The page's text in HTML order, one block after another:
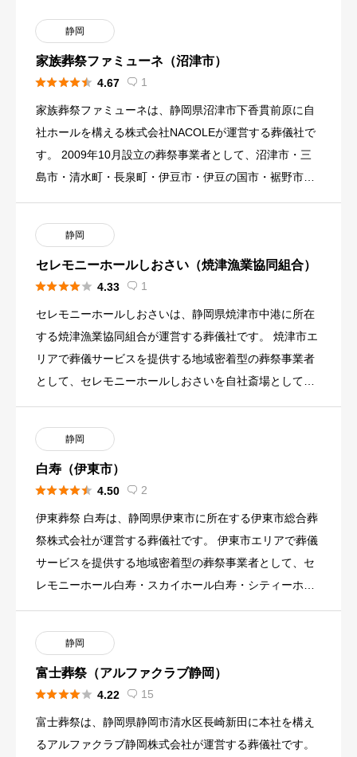
静岡
家族葬祭ファミューネ（沼津市）
 4.67  1
家族葬祭ファミューネは、静岡県沼津市下香貫前原に自
社ホールを構える株式会社NACOLEが運営する葬儀社で
す。 2009年10月設立の葬祭事業者として、沼津市・三
島市・清水町・長泉町・伊豆市・伊豆の国市・裾野市・
静岡
セレモニーホールしおさい（焼津漁業協同組合）
 4.33  1
セレモニーホールしおさいは、静岡県焼津市中港に所在
する焼津漁業協同組合が運営する葬儀社です。 焼津市エ
リアで葬儀サービスを提供する地域密着型の葬祭事業者
として、セレモニーホールしおさいを自社斎場として運
静岡
白寿（伊東市）
 4.50  2
伊東葬祭 白寿は、静岡県伊東市に所在する伊東市総合葬
祭株式会社が運営する葬儀社です。 伊東市エリアで葬儀
サービスを提供する地域密着型の葬祭事業者として、セ
レモニーホール白寿・スカイホール白寿・シティーホー
静岡
富士葬祭（アルファクラブ静岡）
 4.22  15
富士葬祭は、静岡県静岡市清水区長崎新田に本社を構え
るアルファクラブ静岡株式会社が運営する葬儀社です。